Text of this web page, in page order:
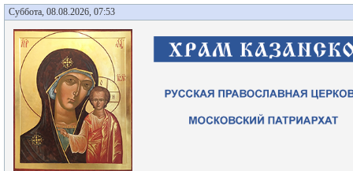
Суббота, 08.08.2026, 07:53